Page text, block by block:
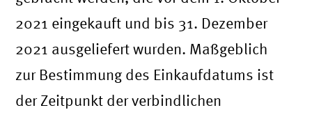
2021 eingekauft und bis 31. Dezember
2021 ausgeliefert wurden. Maßgeblich
zur Bestimmung des Einkaufdatums ist
der Zeitpunkt der verbindlichen